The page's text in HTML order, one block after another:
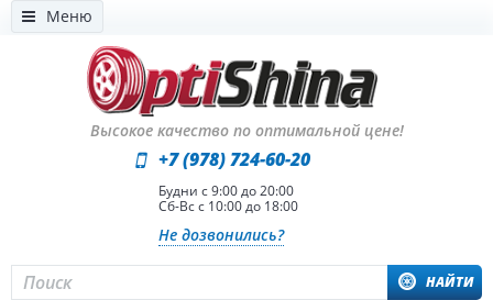
Меню
Высокое качество по оптимальной цене!
НАЙТИ
+7 (978) 724-60-20
Будни с 9:00 до 20:00
Сб-Вс с 10:00 до 18:00
Не дозвонились?